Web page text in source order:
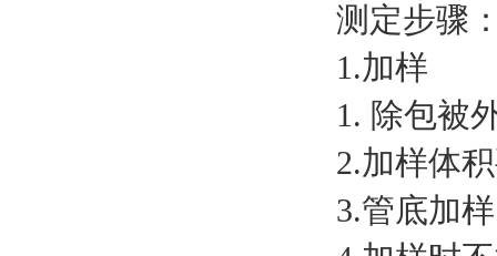
测定步骤
1.加样
1. 除包被
2.加样体
3.管底加